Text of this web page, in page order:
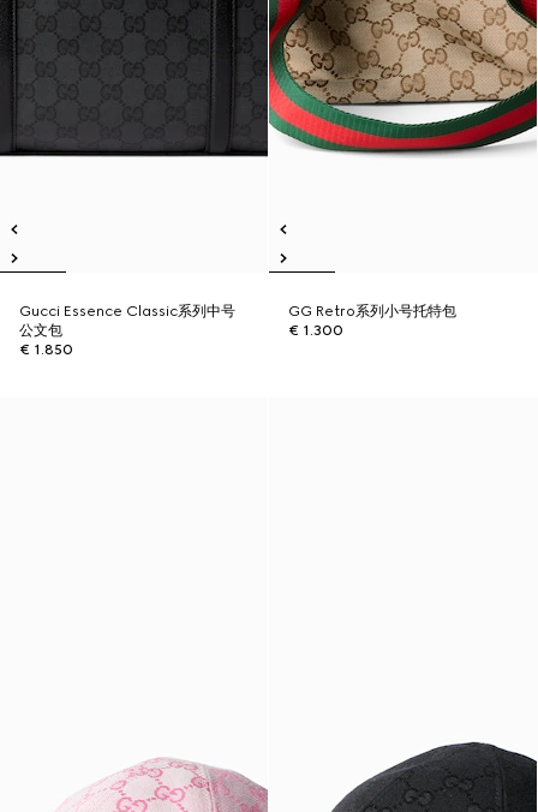
Gucci Essence Classic系列中号
公文包
€ 1.850
GG Retro系列小号托特包
€ 1.300